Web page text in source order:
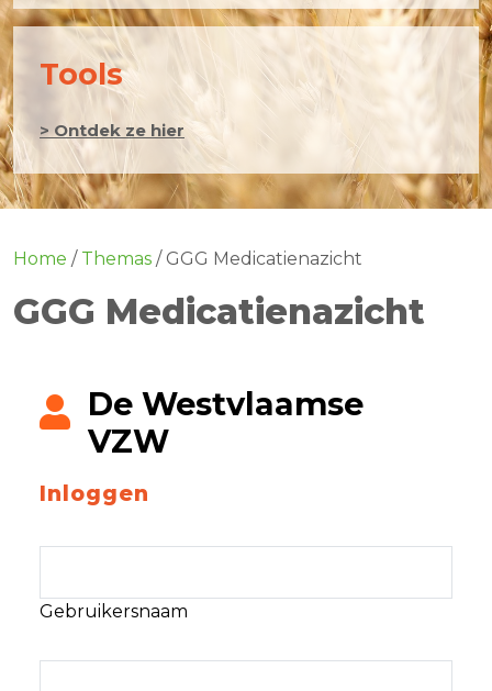
Tools
> Ontdek ze hier
Home / Themas / GGG Medicatienazicht
GGG Medicatienazicht
De Westvlaamse
VZW
Inloggen
Gebruikersnaam